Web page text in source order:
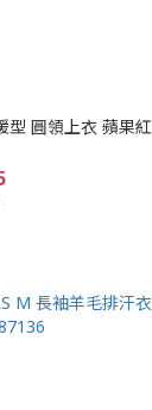
型 圓領上衣 蘋果紅